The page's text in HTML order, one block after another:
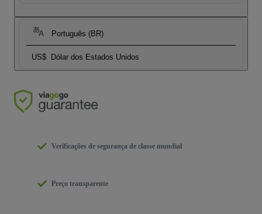
Português (BR)
US$ Dólar dos Estados Unidos
Verificações de segurança de classe mundial
Preço transparente